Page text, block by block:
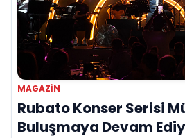
MAGAZIN
Rubato Konser Serisi
Buluşmaya Devam